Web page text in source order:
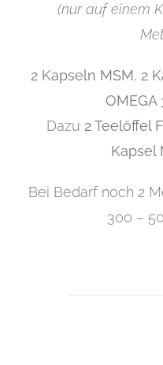
(nur auf einem
2 Kapseln MSM, 2
OMEGA
Dazu 2 Teelöffel
Kapsel
Bei Bedarf noch 2
300 –